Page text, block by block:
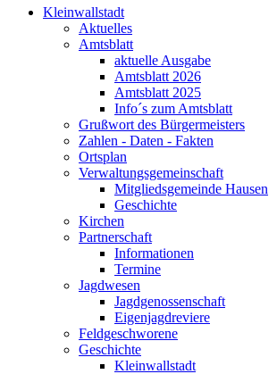
Kleinwallstadt
Aktuelles
Amtsblatt
aktuelle Ausgabe
Amtsblatt 2026
Amtsblatt 2025
Info´s zum Amtsblatt
Grußwort des Bürgermeisters
Zahlen - Daten - Fakten
Ortsplan
Verwaltungsgemeinschaft
Mitgliedsgemeinde Hausen
Geschichte
Kirchen
Partnerschaft
Informationen
Termine
Jagdwesen
Jagdgenossenschaft
Eigenjagdreviere
Feldgeschworene
Geschichte
Kleinwallstadt